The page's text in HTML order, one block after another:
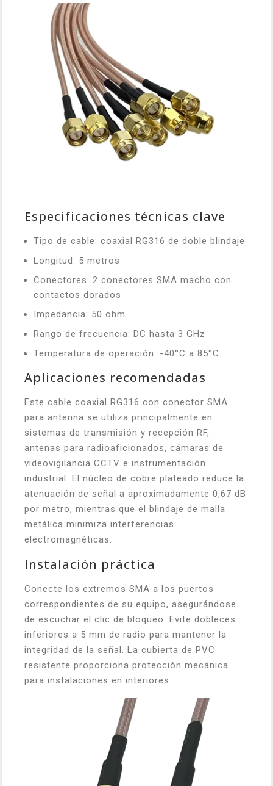
Especificaciones técnicas clave
Tipo de cable: coaxial RG316 de doble blindaje
Longitud: 5 metros
Conectores: 2 conectores SMA macho con
contactos dorados
Impedancia: 50 ohm
Rango de frecuencia: DC hasta 3 GHz
Temperatura de operación: -40°C a 85°C
Aplicaciones recomendadas
Este cable coaxial RG316 con conector SMA
para antenna se utiliza principalmente en
sistemas de transmisión y recepción RF,
antenas para radioaficionados, cámaras de
videovigilancia CCTV e instrumentación
industrial. El núcleo de cobre plateado reduce la
atenuación de señal a aproximadamente 0,67 dB
por metro, mientras que el blindaje de malla
metálica minimiza interferencias
electromagnéticas.
Instalación práctica
Conecte los extremos SMA a los puertos
correspondientes de su equipo, asegurándose
de escuchar el clic de bloqueo. Evite dobleces
inferiores a 5 mm de radio para mantener la
integridad de la señal. La cubierta de PVC
resistente proporciona protección mecánica
para instalaciones en interiores.